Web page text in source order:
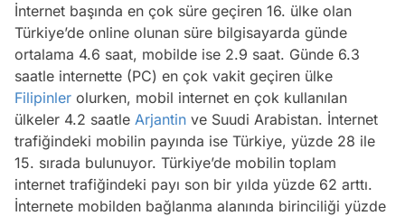
İnternet başında en çok süre geçiren 16. ülke olan
Türkiye’de online olunan süre bilgisayarda günde
ortalama 4.6 saat, mobilde ise 2.9 saat. Günde 6.3
saatle internette (PC) en çok vakit geçiren ülke
Filipinler olurken, mobil internet en çok kullanılan
ülkeler 4.2 saatle Arjantin ve Suudi Arabistan. İnternet
trafiğindeki mobilin payında ise Türkiye, yüzde 28 ile
15. sırada bulunuyor. Türkiye’de mobilin toplam
internet trafiğindeki payı son bir yılda yüzde 62 arttı.
İnternete mobilden bağlanma alanında birinciliği yüzde